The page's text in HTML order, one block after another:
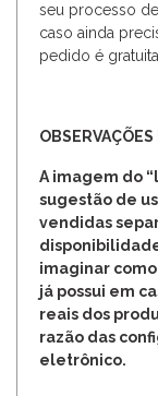
seu processo
caso ainda
pedido é
A imagem do
sugestão de
vendidas
imaginar
já possui em
reais dos
razão das
eletrônico.